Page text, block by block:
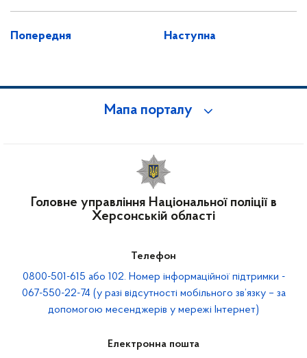
Попередня Наступна
Мапа порталу
Головне управління Національної поліції в
Херсонській області
Телефон
0800-501-615 або 102. Номер інформаційної підтримки -
067-550-22-74 (у разі відсутності мобільного зв’язку – за
допомогою месенджерів у мережі Інтернет)
Електронна пошта